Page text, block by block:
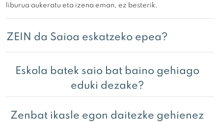
liburua aukeratu eta izena eman, ez besterik.
ZEIN da Saioa eskatzeko epea?
Eskola batek saio bat baino gehiago
eduki dezake?
Zenbat ikasle egon daitezke gehienez